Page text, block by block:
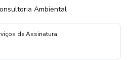
Ambiental
de Assinatura